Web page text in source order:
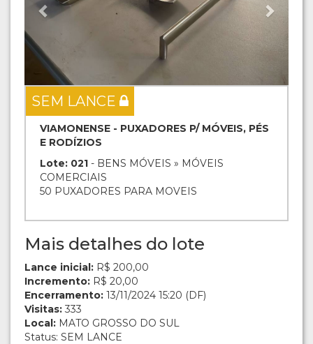
SEM LANCE
VIAMONENSE - PUXADORES P/ MÓVEIS, PÉS
E RODÍZIOS
Lote: 021 - BENS MÓVEIS » MÓVEIS
COMERCIAIS
50 PUXADORES PARA MOVEIS
Mais detalhes do lote
Lance inicial: R$ 200,00
Incremento: R$ 20,00
Encerramento: 13/11/2024 15:20 (DF)
Visitas: 333
Local: MATO GROSSO DO SUL
Status: SEM LANCE